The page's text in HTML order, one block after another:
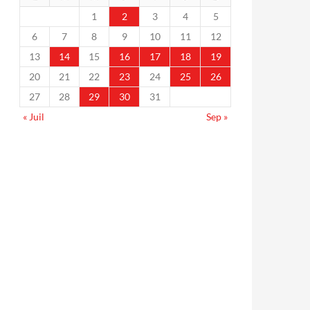
1
2 3 4
5
6
7 8 9 10 11
12
13
14 15 16 17 18
19
20
21 22 23 24 25
26
27
28 29 30
31
« Juil
Sep »